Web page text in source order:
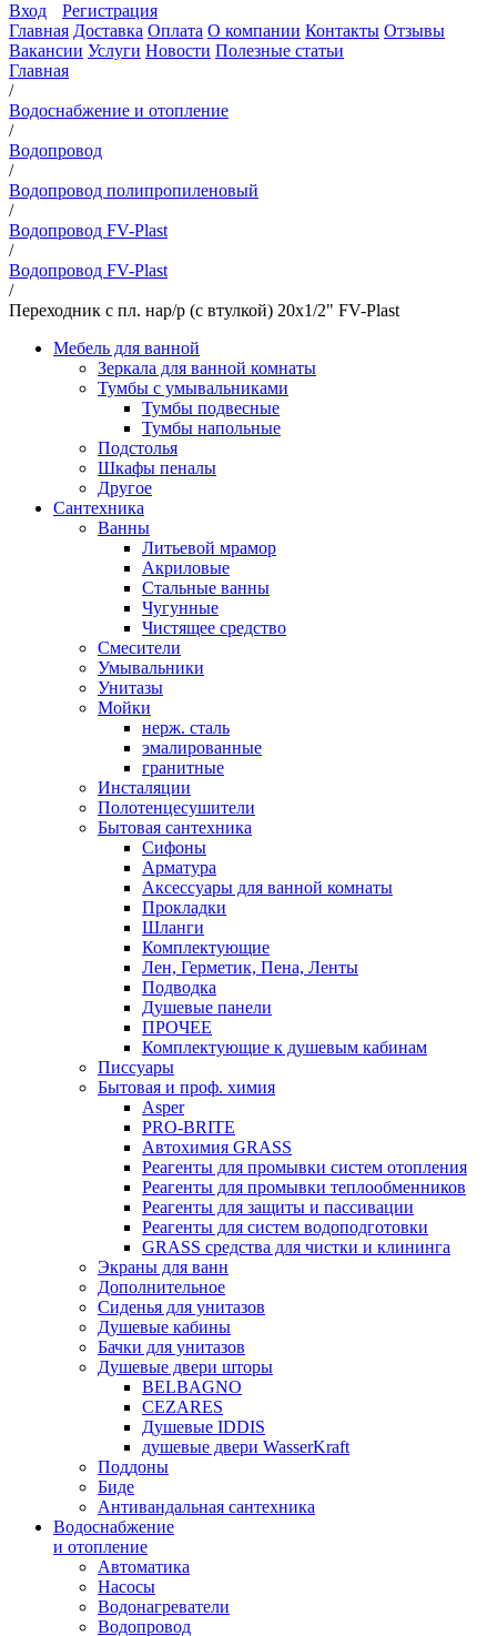
Вход
Регистрация
Главная Доставка Оплата О компании Контакты Отзывы
Вакансии Услуги Новости Полезные статьи
Главная
/
Водоснабжение и отопление
/
Водопровод
/
Водопровод полипропиленовый
/
Водопровод FV-Plast
/
Водопровод FV-Plast
/
Переходник с пл. нар/р (с втулкой) 20х1/2" FV-Plast
Мебель для ванной
Зеркала для ванной комнаты
Тумбы с умывальниками
Тумбы подвесные
Тумбы напольные
Подстолья
Шкафы пеналы
Другое
Сантехника
Ванны
Литьевой мрамор
Акриловые
Стальные ванны
Чугунные
Чистящее средство
Смесители
Умывальники
Унитазы
Мойки
нерж. сталь
эмалированные
гранитные
Инсталяции
Полотенцесушители
Бытовая сантехника
Сифоны
Арматура
Аксессуары для ванной комнаты
Прокладки
Шланги
Комплектующие
Лен, Герметик, Пена, Ленты
Подводка
Душевые панели
ПРОЧЕЕ
Комплектующие к душевым кабинам
Писсуары
Бытовая и проф. химия
Asper
PRO-BRITE
Автохимия GRASS
Реагенты для промывки систем отопления
Реагенты для промывки теплообменников
Реагенты для защиты и пассивации
Реагенты для систем водоподготовки
GRASS средства для чистки и клининга
Экраны для ванн
Дополнительное
Сиденья для унитазов
Душевые кабины
Бачки для унитазов
Душевые двери шторы
BELBAGNO
CEZARES
Душевые IDDIS
душевые двери WasserKraft
Поддоны
Биде
Антивандальная сантехника
Водоснабжение
и отопление
Автоматика
Насосы
Водонагреватели
Водопровод